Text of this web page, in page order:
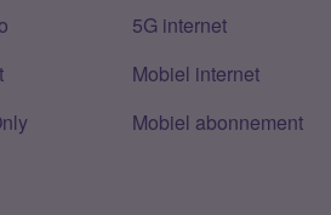
5G internet
Mobiel internet
Mobiel abonnement